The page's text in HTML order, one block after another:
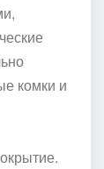
комки и